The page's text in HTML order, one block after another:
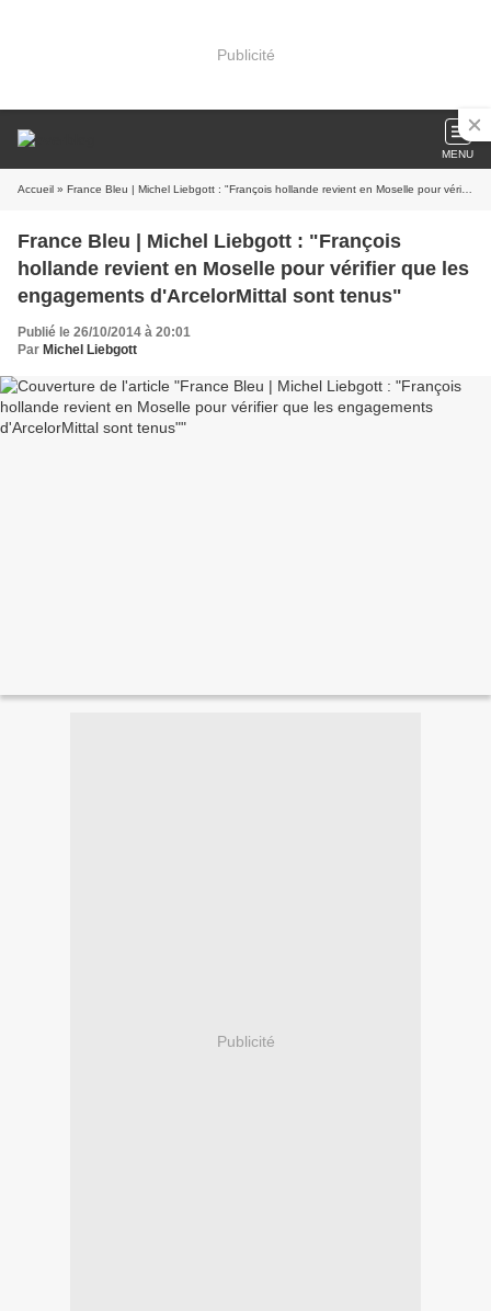
Publicité
MENU
Accueil » France Bleu | Michel Liebgott : "François hollande revient en Moselle pour vérifier que les engagements d'ArcelorMittal sont tenus"
France Bleu | Michel Liebgott : "François
hollande revient en Moselle pour vérifier que les
engagements d'ArcelorMittal sont tenus"
Publié le 26/10/2014 à 20:01
Par Michel Liebgott
Publicité